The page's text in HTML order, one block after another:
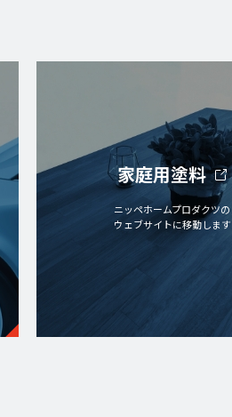
家庭用塗料
ニッペホームプロダクツの
ウェブサイトに移動します